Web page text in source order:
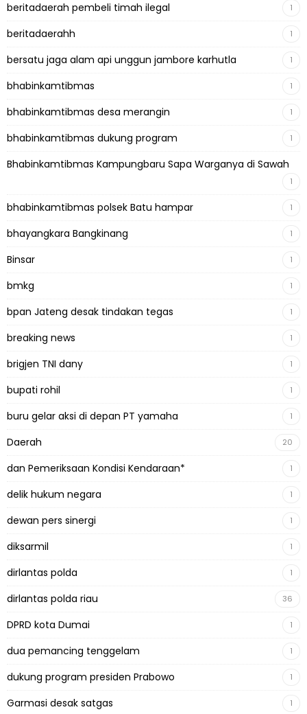
beritadaerah pembeli timah ilegal 1
beritadaerahh 1
bersatu jaga alam api unggun jambore karhutla 1
bhabinkamtibmas 1
bhabinkamtibmas desa merangin 1
bhabinkamtibmas dukung program 1
Bhabinkamtibmas Kampungbaru Sapa Warganya di Sawah
1
bhabinkamtibmas polsek Batu hampar 1
bhayangkara Bangkinang 1
Binsar 1
bmkg 1
bpan Jateng desak tindakan tegas 1
breaking news 1
brigjen TNI dany 1
bupati rohil 1
buru gelar aksi di depan PT yamaha 1
Daerah 20
dan Pemeriksaan Kondisi Kendaraan* 1
delik hukum negara 1
dewan pers sinergi 1
diksarmil 1
dirlantas polda 1
dirlantas polda riau 36
DPRD kota Dumai 1
dua pemancing tenggelam 1
dukung program presiden Prabowo 1
Garmasi desak satgas 1